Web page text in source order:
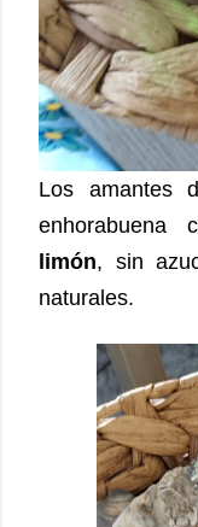
Los amantes
enhorabuena
limón, sin
naturales.